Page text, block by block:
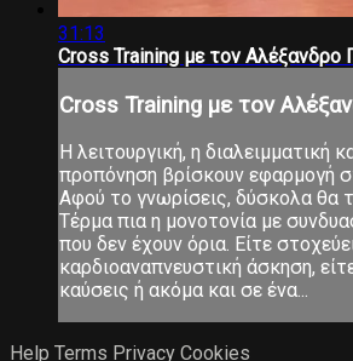
31:13
Cross Training με τον Αλέξανδρο
Cross Training με τον
Η λειτουργική, η διαλειμματική
προπόνηση βρίσκουν εφαρμογή
Αφού το γνωρίσεις, δύσκολα θα
Τέρμα πια η μονοτονία με
που δεν έχουν όρια. Είτε
καρδιοαναπνευστική άσκηση,
καύσεις ή ακόμα και σε ένα...
Help Terms Privacy Cookies